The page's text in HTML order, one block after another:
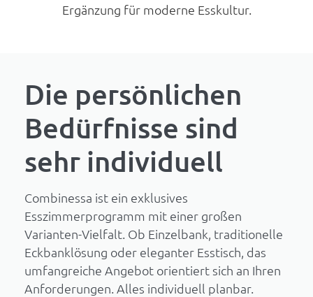
Ergänzung für moderne Esskultur.
Die persönlichen
Bedürfnisse sind
sehr individuell
Combinessa ist ein exklusives
Esszimmerprogramm mit einer großen
Varianten-Vielfalt. Ob Einzelbank, traditionelle
Eckbanklösung oder eleganter Esstisch, das
umfangreiche Angebot orientiert sich an Ihren
Anforderungen. Alles individuell planbar.